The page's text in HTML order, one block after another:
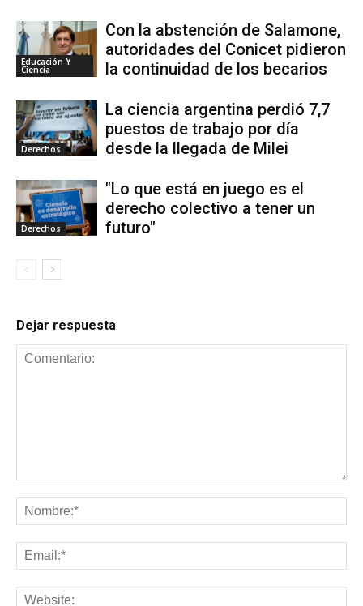
Educación Y
Ciencia
Con la abstención de Salamone,
autoridades del Conicet pidieron
la continuidad de los becarios
Derechos
La ciencia argentina perdió 7,7
puestos de trabajo por día
desde la llegada de Milei
Derechos
"Lo que está en juego es el
derecho colectivo a tener un
futuro"
Dejar respuesta